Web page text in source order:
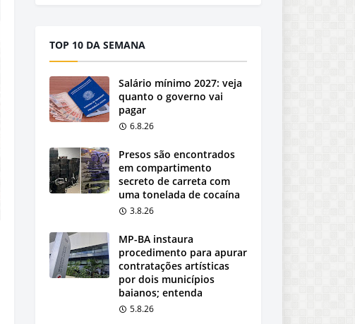
TOP 10 DA SEMANA
Salário mínimo 2027: veja
quanto o governo vai
pagar
6.8.26
Presos são encontrados
em compartimento
secreto de carreta com
uma tonelada de cocaína
3.8.26
MP-BA instaura
procedimento para apurar
contratações artísticas
por dois municípios
baianos; entenda
5.8.26